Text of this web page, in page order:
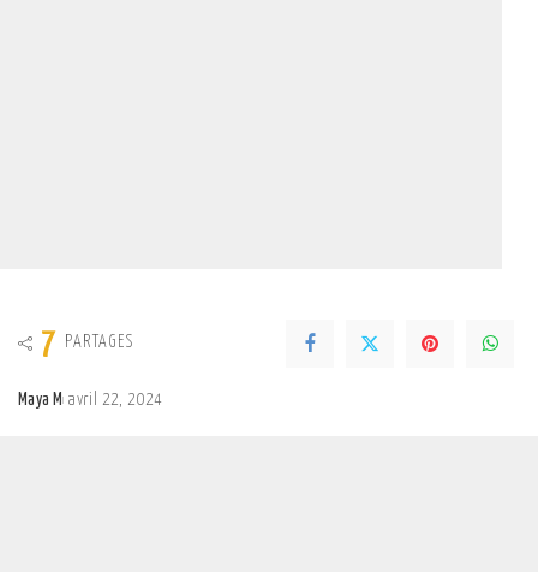
7 PARTAGES
Posted
Maya M avril 22, 2024